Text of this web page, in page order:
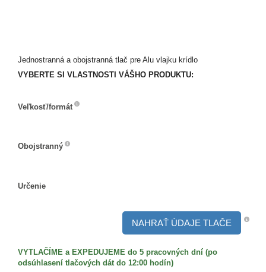
Jednostranná a obojstranná tlač pre Alu vlajku krídlo
VYBERTE SI VLASTNOSTI VÁŠHO PRODUKTU:
Veľkosť/formát
Obojstranný
Určenie
NAHRAŤ ÚDAJE TLAČE
VYTLAČÍME a EXPEDUJEME do 5 pracovných dní (po
odsúhlasení tlačových dát do 12:00 hodín)